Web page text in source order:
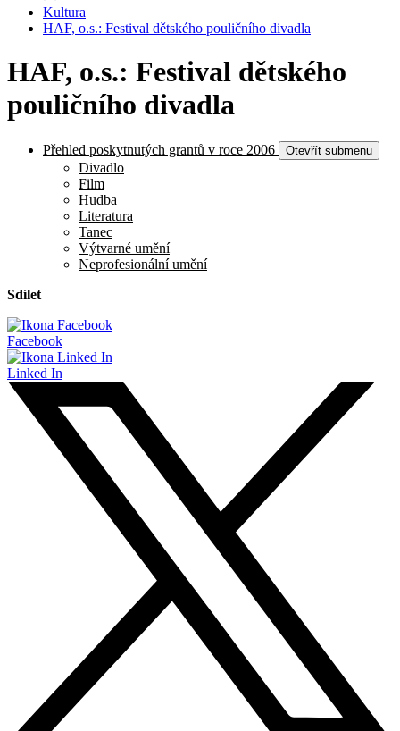
Kultura
HAF, o.s.: Festival dětského pouličního divadla
HAF, o.s.: Festival dětského
pouličního divadla
Přehled poskytnutých grantů v roce 2006 Otevřít submenu
Divadlo
Film
Hudba
Literatura
Tanec
Výtvarné umění
Neprofesionální umění
Sdílet
Facebook
Linked In